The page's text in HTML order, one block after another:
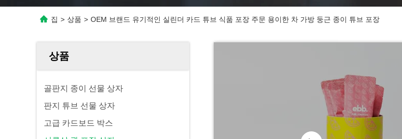
집 > 상품 > OEM 브랜드 유기적인 실린더 카드 튜브 식품 포장 주문 용이한 차 가방 둥근 종이 튜브 포장
상품
골판지 종이 선물 상자
판지 튜브 선물 상자
고급 카드보드 박스